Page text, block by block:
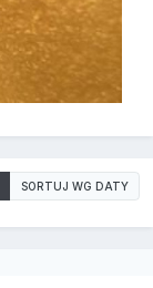
SORTUJ WG DATY